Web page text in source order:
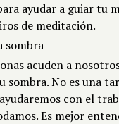
ayudar a guiar tu
de meditación.
sombra
acuden a
sombra. No es una
con el
Es mejor